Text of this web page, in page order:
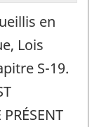
en
Lois
S-19.